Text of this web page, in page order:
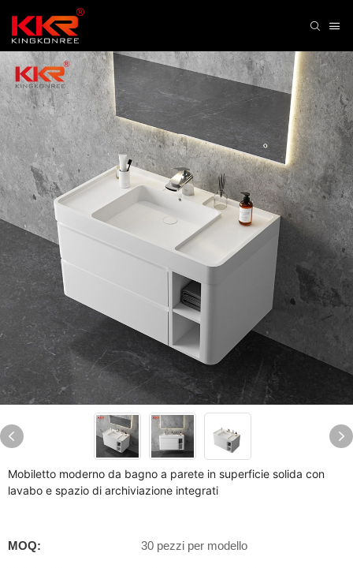
Mobiletto moderno da bagno a parete in superficie solida con
lavabo e spazio di archiviazione integrati
MOQ: 30 pezzi per modello